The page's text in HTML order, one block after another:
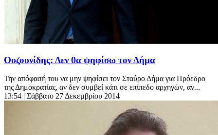
Ουζουνίδης: Δεν θα ψηφίσω τον Δήμα
Την απόφασή του να μην ψηφίσει τον Σταύρο Δήμα για Πρόεδρο
της Δημοκρατίας, αν δεν συμβεί κάτι σε επίπεδο αρχηγών, αν...
13:54 | Σάββατο 27 Δεκεμβρίου 2014